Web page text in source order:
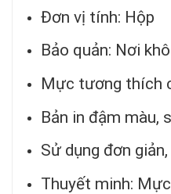
Đơn vị tính: Hộp
Bảo quản: Nơi
Mực tương thích
Bản in đậm màu,
Sử dụng đơn
Thuyết minh: